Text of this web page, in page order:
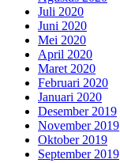
Juli 2020
Juni 2020
Mei 2020
April 2020
Maret 2020
Februari 2020
Januari 2020
Desember 2019
November 2019
Oktober 2019
September 2019